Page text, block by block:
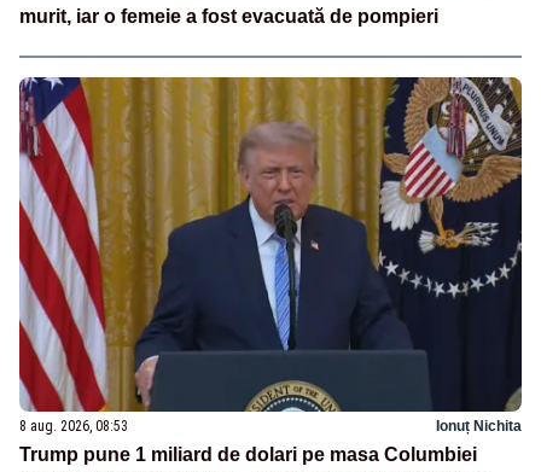
murit, iar o femeie a fost evacuată de pompieri
8 aug. 2026, 08:53 Ionuț Nichita
Trump pune 1 miliard de dolari pe masa Columbiei